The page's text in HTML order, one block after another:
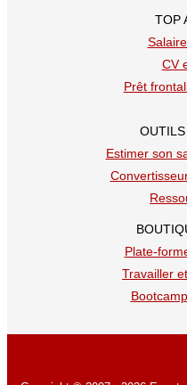
TOP
CV
Prêt
Estimer son
Plate-
Travailler